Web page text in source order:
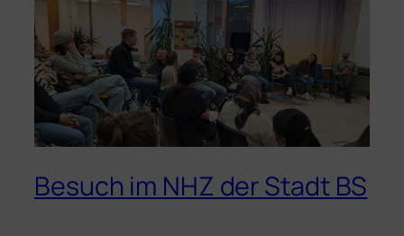
Besuch im NHZ der Stadt BS